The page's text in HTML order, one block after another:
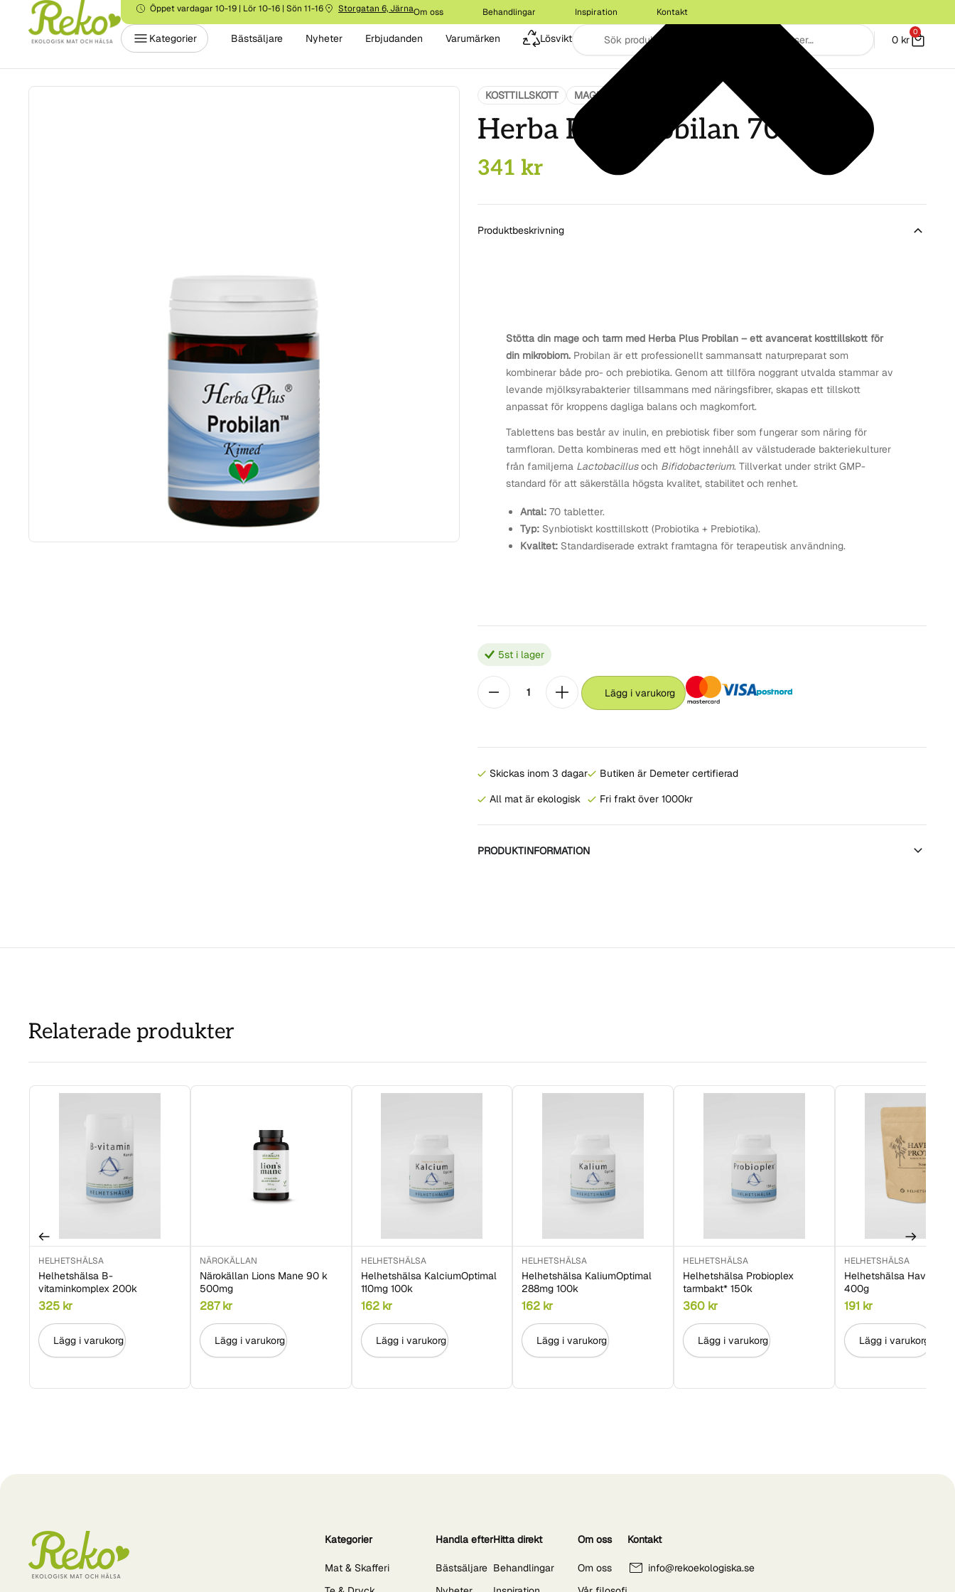
Öppet vardagar 10-19 | Lör 10-16 | Sön 11-16 Storgatan 6, JärnaOm oss Behandlingar Inspiration Kontakt
Kategorier Bästsäljare Nyheter Erbjudanden Varumärken Lösvikt 0 kr
0
KOSTTILLSKOTT MAGE & TARM
Herba Plus Probilan 70t
341 kr
Produktbeskrivning
Stötta din mage och tarm med Herba Plus Probilan – ett avancerat kosttillskott för
din mikrobiom. Probilan är ett professionellt sammansatt naturpreparat som
kombinerar både pro- och prebiotika. Genom att tillföra noggrant utvalda stammar av
levande mjölksyrabakterier tillsammans med näringsfibrer, skapas ett tillskott
anpassat för kroppens dagliga balans och magkomfort.
Tablettens bas består av inulin, en prebiotisk fiber som fungerar som näring för
tarmfloran. Detta kombineras med ett högt innehåll av välstuderade bakteriekulturer
från familjerna Lactobacillusoch Bifidobacterium. Tillverkat under strikt GMP-
standard för att säkerställa högsta kvalitet, stabilitet och renhet.
Antal: 70 tabletter.
Typ: Synbiotiskt kosttillskott (Probiotika + Prebiotika).
Kvalitet: Standardiserade extrakt framtagna för terapeutisk användning.
5st i lager
Lägg i varukorg
Skickas inom 3 dagar
All mat är ekologisk
Butiken är Demeter certifierad
Fri frakt över 1000kr
PRODUKTINFORMATION
Relaterade produkter
HELHETSHÄLSA
Helhetshälsa B-
vitaminkomplex 200k
325 kr
Lägg i varukorg
NÄROKÄLLAN
Närokällan Lions Mane 90 k
500mg
287kr
Lägg i varukorg
HELHETSHÄLSA
Helhetshälsa KalciumOptimal
110mg 100k
162 kr
Lägg i varukorg
HELHETSHÄLSA
Helhetshälsa KaliumOptimal
288mg 100k
162 kr
Lägg i varukorg
HELHETSHÄLSA
Helhetshälsa Probioplex
tarmbakt* 150k
360 kr
Lägg i varukorg
HELHETSHÄLSA
Helhetshälsa
400g
191 kr
Lägg i varukorg
Kategorier
Mat & Skafferi
Handla efter
Bästsäljare
Hitta direkt
Behandlingar
Om oss
Om oss
Kontakt
info@rekoekologiska.se